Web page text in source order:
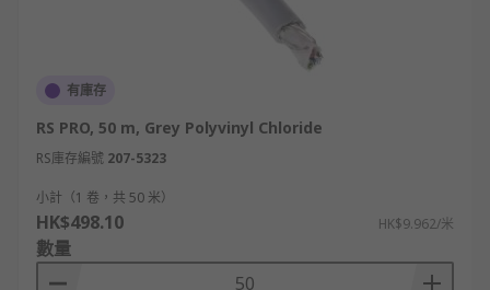
有庫存
RS PRO, 50 m, Grey Polyvinyl Chloride
RS庫存編號 207-5323
小計（1 卷，共 50 米）
HK$498.10 HK$9.962/米
數量